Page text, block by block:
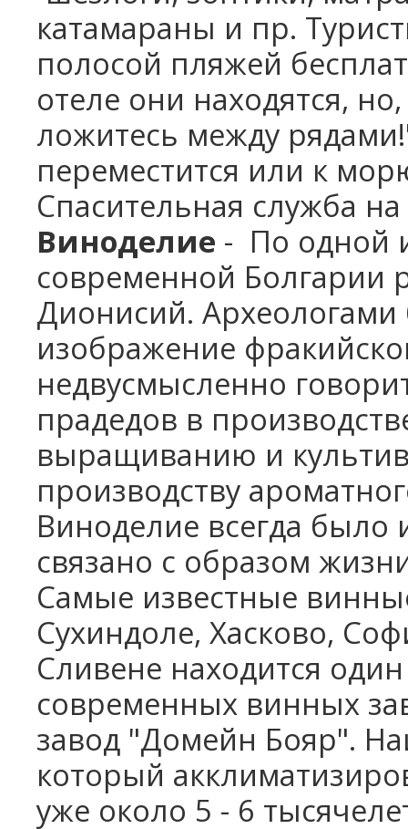
катамараны и пр.
полосой пляжей
отеле они находятся,
ложитесь между
переместится или к
Спасительная служба
Виноделие - По одной
современной Болгарии
Дионисий.
изображение
недвусмысленно
прадедов в
выращиванию и
производству
Виноделие всегда было
связано с образом
Самые известные
Сухиндоле, Хасково,
Сливене находится
современных винных
завод "Домейн Бояр".
который
уже около 5 - 6